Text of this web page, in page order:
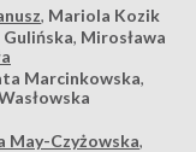
, Mariola Kozik
Gulińska, Mirosława
Marcinkowska,
May-Czyżowska,